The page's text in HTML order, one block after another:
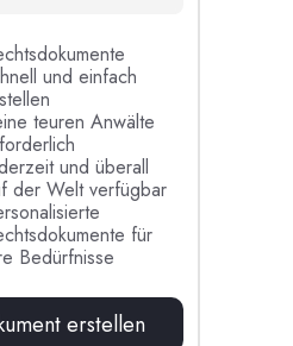
und einfach
teuren Anwälte
und überall
der Welt verfügbar
für
Bedürfnisse
erstellen